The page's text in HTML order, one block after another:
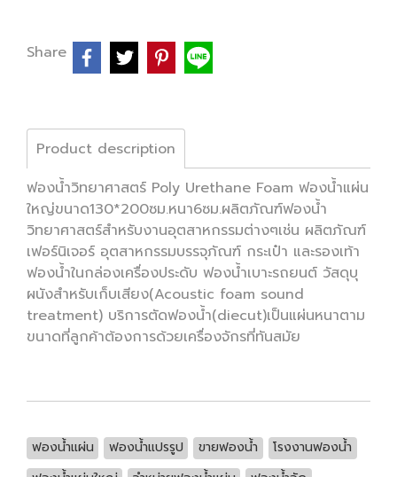
Share
Product description
ฟองน้ำวิทยาศาสตร์ Poly Urethane Foam ฟองน้ำแผ่น
ใหญ่ขนาด130*200ซม.หนา6ซม.ผลิตภัณฑ์ฟองน้ำ
วิทยาศาสตร์สำหรับงานอุตสาหกรรมต่างๆเช่น ผลิตภัณฑ์
เฟอร์นิเจอร์ อุตสาหกรรมบรรจุภัณฑ์ กระเป๋า และรองเท้า
ฟองน้ำในกล่องเครื่องประดับ ฟองน้ำเบาะรถยนต์ วัสดุบุ
ผนังสำหรับเก็บเสียง(Acoustic foam sound
treatment) บริการตัดฟองน้ำ(diecut)เป็นแผ่นหนาตาม
ขนาดที่ลูกค้าต้องการด้วยเครื่องจักรที่ทันสมัย
ฟองน้ำแผ่น ฟองน้ำแปรรูป ขายฟองน้ำ
โรงงานฟองน้ำ